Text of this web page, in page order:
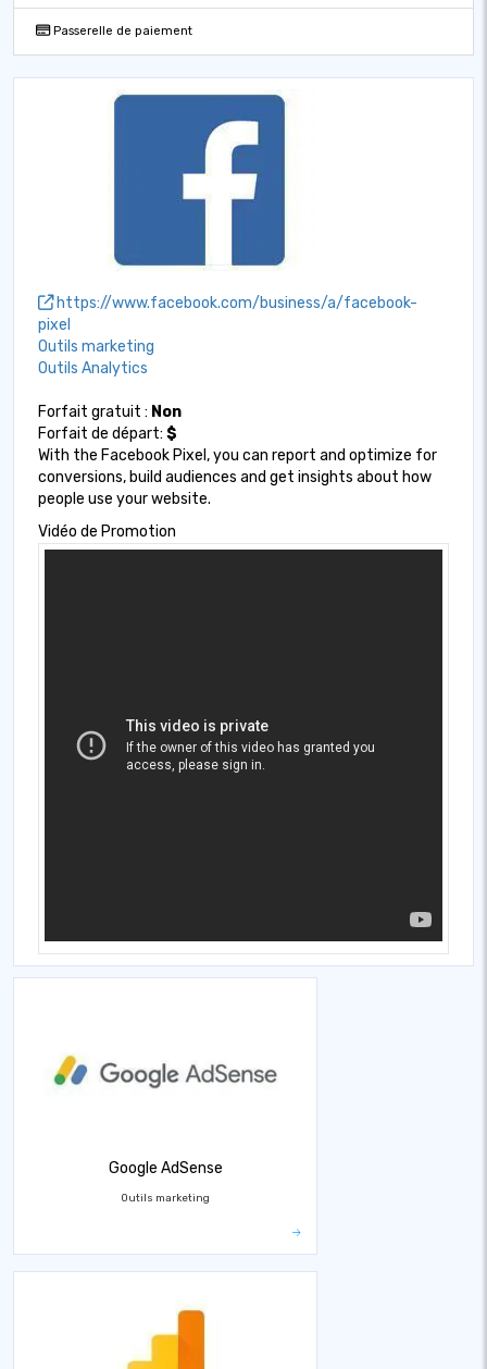
Passerelle de paiement
https://www.facebook.com/business/a/facebook-
pixel
Outils marketing
Outils Analytics
Forfait gratuit : Non
Forfait de départ: $
With the Facebook Pixel, you can report and optimize for
conversions, build audiences and get insights about how
people use your website.
Vidéo de Promotion
Google AdSense
Outils marketing